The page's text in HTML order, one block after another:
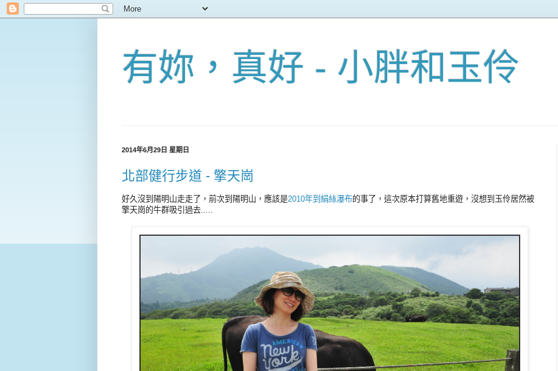
有妳，真好 - 小胖和玉伶
2014年6月29日 星期日
北部健行步道 - 擎天崗
好久沒到陽明山走走了，前次到陽明山，應該是2010年到絹絲瀑布的事了，這次原本打算舊地重遊，沒想到玉伶居然被
擎天崗的牛群吸引過去.....